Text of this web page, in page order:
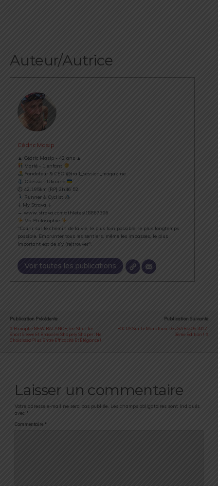
Auteur/Autrice
Cédric Masip
▲ Cédric Masip - 42 ans ▲
Marié - 1 enfant
Fondateur & CEO @trail_session_magazine
Odessa - Ukraine
⏱ 42.195km [RP] 2h46’52
Runner & Cyclist
⇣ My Strava ⇣
→ www.strava.com/athletes/18867396
Ma Philosophie
"Courir sur le chemin de la vie, le plus loin possible, le plus longtemps
possible. Emprunter tous les sentiers, même les impasses, le plus
important est de s’y (re)trouver".
Voir toutes les publications
Publication Précédente
Panoplie NEW BALANCE, Tee-Shirt Ice
Short Sleeve Et Brassière Shapely Shaper : Ne
Choisissez Plus Entre Efficacité Et Élégance !
Publication Suivante
FOCUS Sur Le Marathon Des GABIZOS 2017 :
3ème Edition !
Laisser un commentaire
Votre adresse e-mail ne sera pas publiée. Les champs obligatoires sont indiqués
avec *
Commentaire *